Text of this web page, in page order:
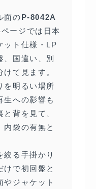
面のP-8042A
ージでは日本
ット仕様・LP
、国違い、別
て見ます。
を明るい場所
生への影響も
背を見て、
内袋の有無と
絞る手掛かり
けで初回盤と
やジャケット